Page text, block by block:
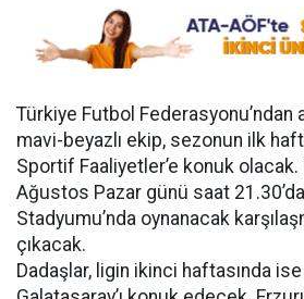
Türkiye Futbol Federasyonu’ndan
mavi-beyazlı ekip, sezonun ilk
Sportif Faaliyetler’e konuk
Ağustos Pazar günü saat
Stadyumu’nda oynanacak
çıkacak.
Dadaşlar, ligin ikinci haftasında